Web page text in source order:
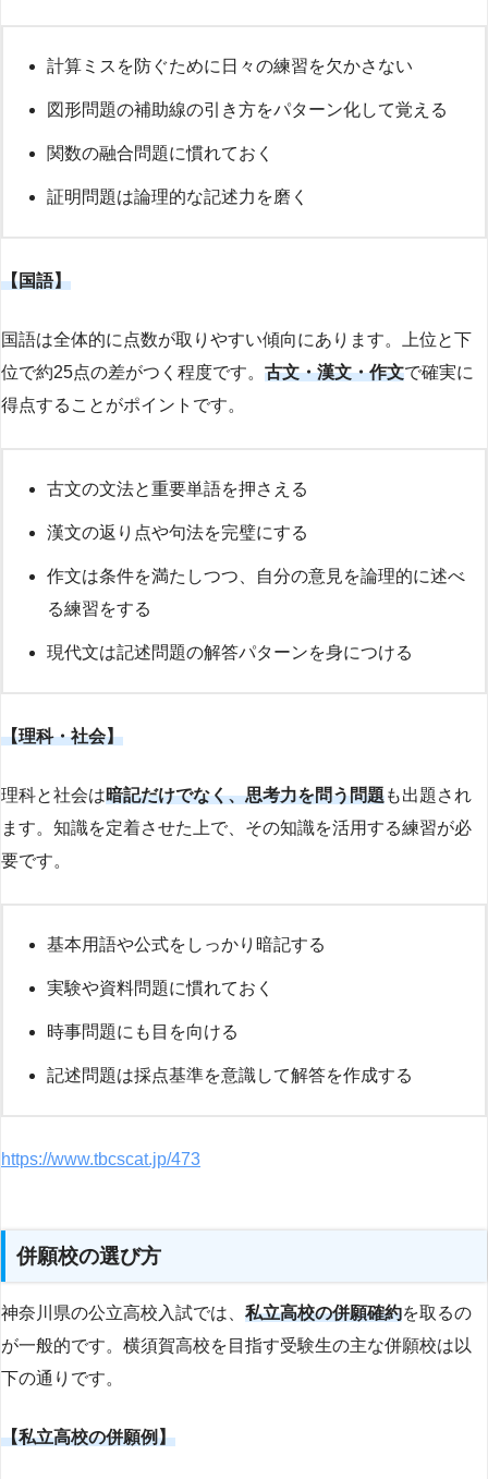
計算ミスを防ぐために日々の練習を欠かさない
図形問題の補助線の引き方をパターン化して覚える
関数の融合問題に慣れておく
証明問題は論理的な記述力を磨く
【国語】
国語は全体的に点数が取りやすい傾向にあります。上位と下
位で約25点の差がつく程度です。 古文・漢文・作文で確実に
得点することがポイントです。
古文の文法と重要単語を押さえる
漢文の返り点や句法を完璧にする
作文は条件を満たしつつ、自分の意見を論理的に述べ
る練習をする
現代文は記述問題の解答パターンを身につける
【理科・社会】
理科と社会は暗記だけでなく、思考力を問う問題も出題され
ます。知識を定着させた上で、その知識を活用する練習が必
要です。
基本用語や公式をしっかり暗記する
実験や資料問題に慣れておく
時事問題にも目を向ける
記述問題は採点基準を意識して解答を作成する
https://www.tbcscat.jp/473
併願校の選び方
神奈川県の公立高校入試では、 私立高校の併願確約を取るの
が一般的です。横須賀高校を目指す受験生の主な併願校は以
下の通りです。
【私立高校の併願例】